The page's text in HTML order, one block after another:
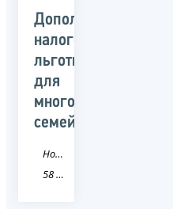
Дополнительные
налоговые
льготы
для
многодетных
семей
Новость
58 Пензенская область